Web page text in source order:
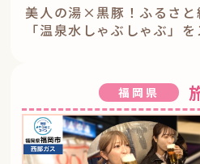
美人の湯×黒豚！ふるさと
「温泉水しゃぶしゃぶ」
福岡県